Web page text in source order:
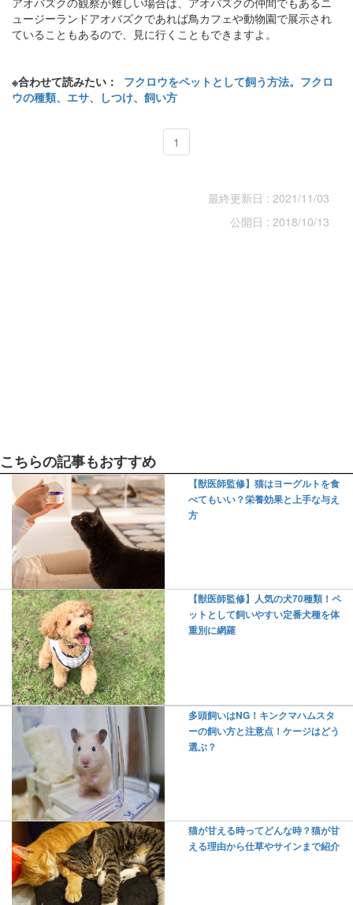
ュージーランドアオバズクであれば鳥カフェや動物園で展示され
ていることもあるので、見に行くこともできますよ。
※合わせて読みたい： フクロウをペットとして飼う方法。フクロ
ウの種類、エサ、しつけ、飼い方
1
最終更新日 : 2021/11/03
公開日 : 2018/10/13
こちらの記事もおすすめ
【獣医師監修】猫はヨーグルトを食
べてもいい？栄養効果と上手な与え
方
【獣医師監修】人気の犬70種類！ペ
ットとして飼いやすい定番犬種を体
重別に網羅
多頭飼いはNG！キンクマハムスタ
ーの飼い方と注意点！ケージはどう
選ぶ？
猫が甘える時ってどんな時？猫が甘
える理由から仕草やサインまで紹介